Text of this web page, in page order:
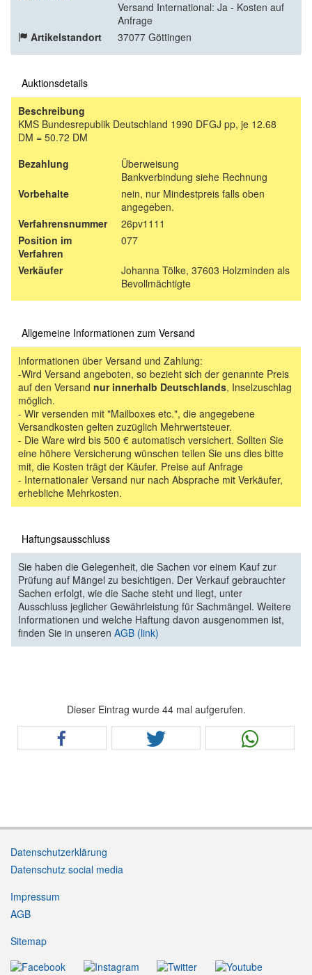
Versand International: Ja - Kosten auf
Anfrage
Artikelstandort
37077 Göttingen
Auktionsdetails
Beschreibung
KMS Bundesrepublik Deutschland 1990 DFGJ pp, je 12.68
DM = 50.72 DM
Bezahlung
Überweisung
Bankverbindung siehe Rechnung
Vorbehalte
nein, nur Mindestpreis falls oben
angegeben.
Verfahrensnummer
26pv1111
Position im
Verfahren
077
Verkäufer
Johanna Tölke, 37603 Holzminden als
Bevollmächtigte
Allgemeine Informationen zum Versand
Informationen über Versand und Zahlung:
-Wird Versand angeboten, so bezieht sich der genannte Preis
auf den Versand nur innerhalb Deutschlands, Inselzuschlag
möglich.
- Wir versenden mit "Mailboxes etc.", die angegebene
Versandkosten gelten zuzüglich Mehrwertsteuer.
- Die Ware wird bis 500 € automatisch versichert. Sollten Sie
eine höhere Versicherung wünschen teilen Sie uns dies bitte
mit, die Kosten trägt der Käufer. Preise auf Anfrage
- Internationaler Versand nur nach Absprache mit Verkäufer,
erhebliche Mehrkosten.
Haftungsausschluss
Sie haben die Gelegenheit, die Sachen vor einem Kauf zur
Prüfung auf Mängel zu besichtigen. Der Verkauf gebrauchter
Sachen erfolgt, wie die Sache steht und liegt, unter
Ausschluss jeglicher Gewährleistung für Sachmängel. Weitere
Informationen und welche Haftung davon ausgenommen ist,
finden Sie in unseren AGB (link)
Dieser Eintrag wurde 44 mal aufgerufen.
Datenschutzerklärung
Datenschutz social media
Impressum
AGB
Sitemap